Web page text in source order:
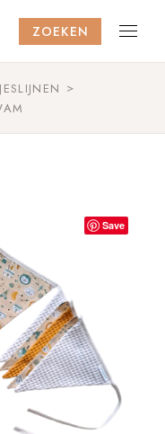
ZOEKEN
Save